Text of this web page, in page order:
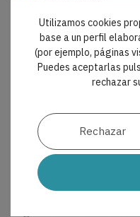
CURSOS
El éxito de las
cerámica: webinar
Utilizamos cookies
base a un perfil
(por ejemplo, páginas
Puedes aceptarlas
rechazar
Rechazar